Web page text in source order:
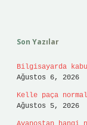
Son Yazılar
Bilgisayarda
Ağustos 6, 2026
Kelle paça
Ağustos 5, 2026